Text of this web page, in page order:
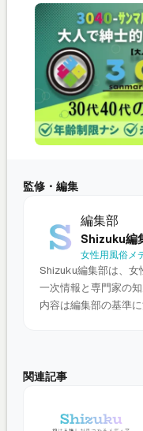
監修・編集
編集部
Shizuku編
女性用風俗
Shizuku編集部は、女
一次情報と専門家の
内容は編集部の基準
関連記事